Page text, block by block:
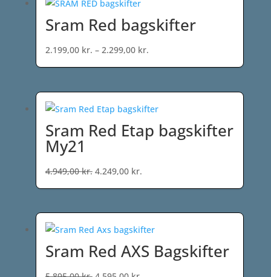
2.199,00 kr..
Sram Red bagskifter
2.199,00 kr. – 2.299,00 kr.Prisinterval:
2.199,00 kr.
2.299,00 kr.
Sram Red Etap bagskifter
My21
4.949,00kr. Den
oprindelige
4.949,00 kr..
4.249,00 kr.
aktuelle
4.249,00 kr..
Sram Red AXS Bagskifter